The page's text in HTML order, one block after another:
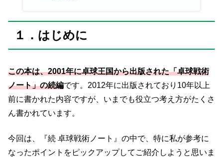
１．はじめに
この本は、2001年に卓球王国から出版された「卓球戦術
ノート」の続編です。2012年に出版されており10年以上
前に書かれた内容ですが、いまでも役立つ考え方がたくさ
ん書かれています。
今回は、『続 卓球戦術ノート』の中で、特に私が参考に
なったポイントをピックアップしてご紹介しようと思いま